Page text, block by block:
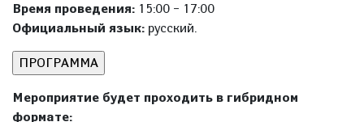
Время проведения: 15:00 – 17:00
Официальный язык: русский.
Мероприятие будет проходить в гибридном
формате: